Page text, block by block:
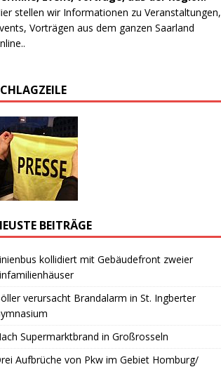
stellen wir Informationen zu Veranstaltungen,
Vorträgen aus dem ganzen Saarland
BEITRÄGE
kollidiert mit Gebäudefront zweier
verursacht Brandalarm in St. Ingberter
Supermarktbrand in Großrosseln
Aufbrüche von Pkw im Gebiet Homburg/